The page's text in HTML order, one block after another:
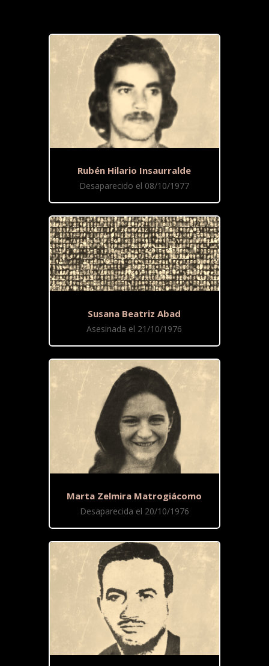
Rubén Hilario Insaurralde
Desaparecido el 08/10/1977
Susana Beatriz Abad
Asesinada el 21/10/1976
Marta Zelmira Matrogiácomo
Desaparecida el 20/10/1976